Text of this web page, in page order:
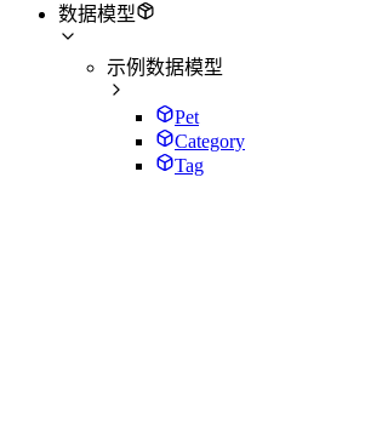
数据模型
示例数据模型
Pet
Category
Tag